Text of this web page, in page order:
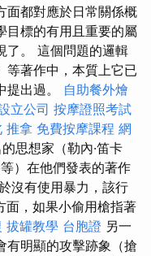
面都對應於日常關係概
目標的有用且重要的屬
了。 這個問題的邏輯
等著作中，本質上它已
提出過。 自助餐外燴
立公司 按摩證照考試
推拿 免費按摩課程 網
思想家（勒內·笛卡
）在他們發表的著作
沒有使用暴力，該行
面，如果小偷用槍指著
拔罐教學 台胞證 另一
有明顯的攻擊跡象（搶